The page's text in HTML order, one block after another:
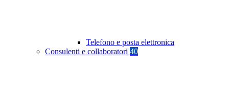
Telefono e posta elettronica
Consulenti e collaboratori 40